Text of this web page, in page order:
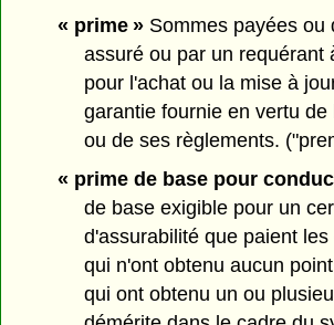
« prime »Sommes payées ou
assuré ou par un requérant
pour l'achat ou la mise à
garantie fournie en vertu de
ou de ses règlements.
« prime de base pour
de base exigible pour un
d'assurabilité que paient
qui n'ont obtenu aucun
qui ont obtenu un ou